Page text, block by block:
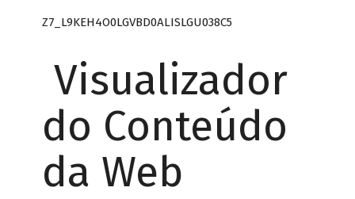
Z7_L9KEH4O0LGVBD0ALISLGU038C5
Visualizador
do Conteúdo
da Web